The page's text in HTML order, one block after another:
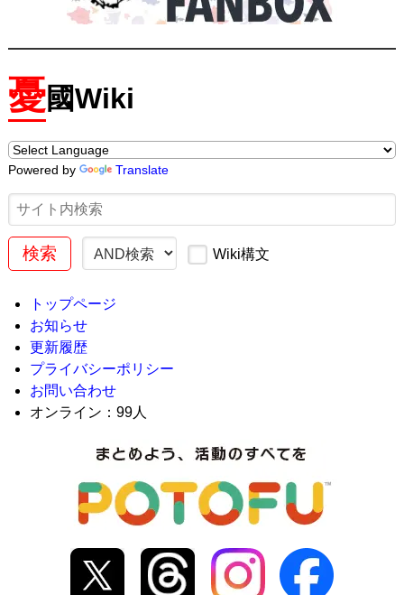
憂國Wiki
Powered by Translate
Wiki構文
トップページ
お知らせ
更新履歴
プライバシーポリシー
お問い合わせ
オンライン：99人